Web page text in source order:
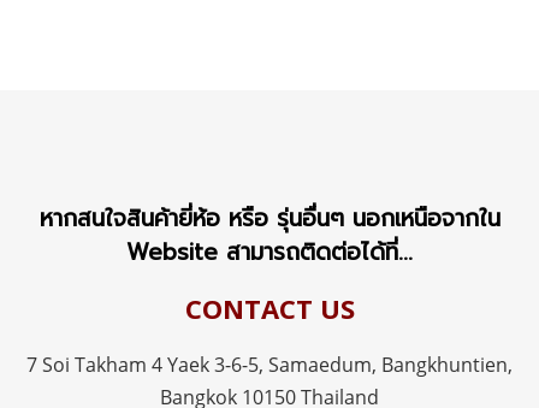
หากสนใจสินค้ายี่ห้อ หรือ รุ่นอื่นๆ นอกเหนือจากใน
Website สามารถติดต่อได้ที่...
CONTACT US
7 Soi Takham 4 Yaek 3-6-5, Samaedum, Bangkhuntien,
Bangkok 10150 Thailand